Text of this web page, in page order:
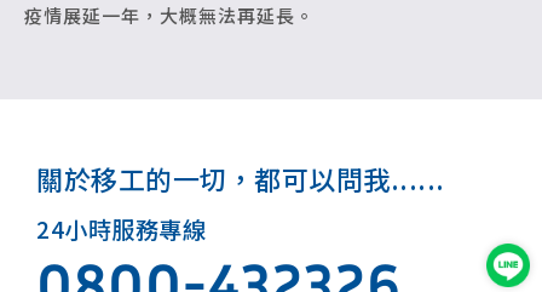
疫情展延一年，大概無法再延長。
關於移工的一切，都可以問我......
24小時服務專線